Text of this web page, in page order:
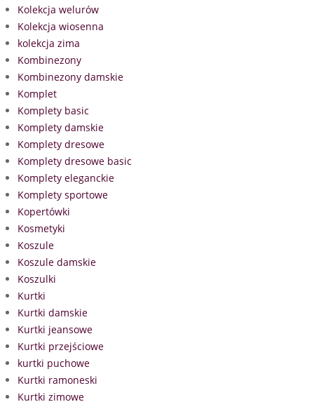
Kolekcja welurów
Kolekcja wiosenna
kolekcja zima
Kombinezony
Kombinezony damskie
Komplet
Komplety basic
Komplety damskie
Komplety dresowe
Komplety dresowe basic
Komplety eleganckie
Komplety sportowe
Kopertówki
Kosmetyki
Koszule
Koszule damskie
Koszulki
Kurtki
Kurtki damskie
Kurtki jeansowe
Kurtki przejściowe
kurtki puchowe
Kurtki ramoneski
Kurtki zimowe